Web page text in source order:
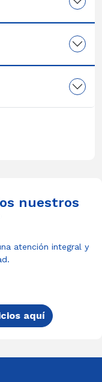
nuestros
atención integral y
aquí